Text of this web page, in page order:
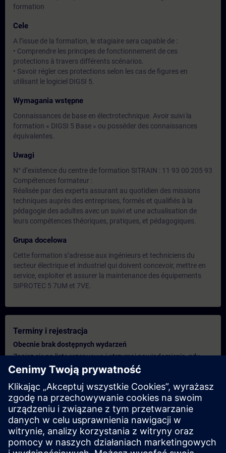
formation
Cele
A l’issue de la formation, le stagiaire sera capable de :
• Comprendre les principes de fonctionnement de ces
protections à travers différents scénarios.
• Savoir régler ces protections selon les cas de figures en
utilisant le logiciel DIGSI 5.
Wymagania wstępne
Connaissances de base en électrotechnique. Avoir suivi la
formation « DIGSI 5 Base » ou posséder des connaissances
équivalentes.
Uwagi
N° d’existence du centre de formation SITRAIN : 11 93 00 205 93
Compétences formateur :
Réalisée par des experts assurant au quotidien des missions
techniques auprès des entreprises, formés et qualifiés à la
pédagogie des adultes avec un suivi et une actualisation de
leurs compétences théoriques, pratiques, et pédagogiques.
Grupa docelowa
Cette formation s’adresse aux ingénieurs et techniciens du
secteur électrique et industriel qui doivent concevoir, mettre en
service, exploiter et assurer la maintenance des équipements
SIPROTEC 5 7UM et 7VE.
Terminy i rejestracja
Obecnie brak dostępnych wydarzeń
Zapisz się na listę rezerwową i otrzymaj powiadomienie, gdy
tylko pojawią się nowe daty.
Aktywuj usługę powiadomień
Spersonalizowana oferta
Jeśli potrzebujesz standardowej oferty cenowej dla tego
szkolenia, na przykład dla działu zakupów, kliknij poniższe